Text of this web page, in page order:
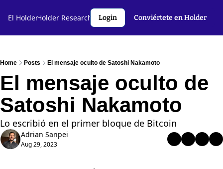
El Holder
Holder🤝 Holder Research💻️ Criptoslang🗣️ Autores
Login Conviértete en Holder
Home Posts El mensaje oculto de Satoshi Nakamoto
El mensaje oculto de
Satoshi Nakamoto
Lo escribió en el primer bloque de Bitcoin
Adrian Sanpei
Aug 29, 2023